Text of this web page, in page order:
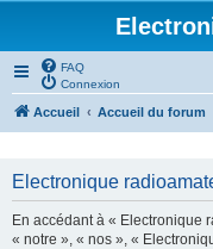
FAQ
Connexion
Accueil Accueil du forum
Electronique
En accédant à « Electronique
« notre », « nos », «